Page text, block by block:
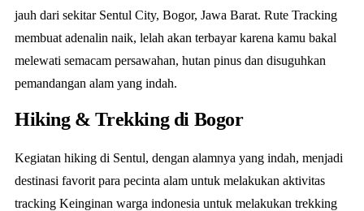
jauh dari sekitar Sentul City, Bogor, Jawa Barat. Rute Tracking
membuat adenalin naik, lelah akan terbayar karena kamu bakal
melewati semacam persawahan, hutan pinus dan disuguhkan
pemandangan alam yang indah.
Hiking & Trekking di Bogor
Kegiatan hiking di Sentul, dengan alamnya yang indah, menjadi
destinasi favorit para pecinta alam untuk melakukan aktivitas
tracking Keinginan warga indonesia untuk melakukan trekking